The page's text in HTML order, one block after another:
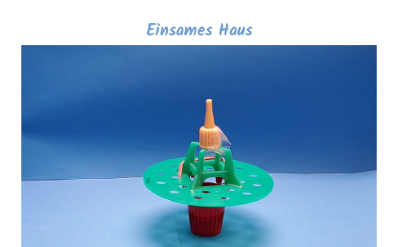
Einsames Haus